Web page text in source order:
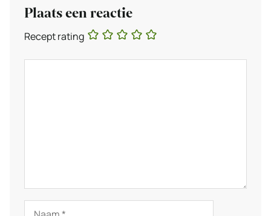
Plaats een reactie
Recept rating
Naam